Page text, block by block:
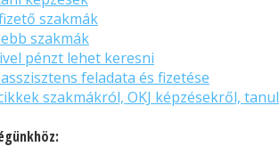
szakmák
szakmák
pénzt lehet keresni
feladata és fizetése
szakmákról, OKJ képzésekről,